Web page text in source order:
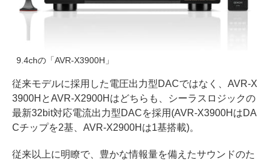
9.4chの「AVR-X3900H」
従来モデルに採用した電圧出力型DACではなく、AVR-X
3900HとAVR-X2900Hはどちらも、シーラスロジックの
最新32bit対応電流出力型DACを採用(AVR-X3900HはDA
Cチップを2基、AVR-X2900Hは1基搭載)。
従来以上に明瞭で、豊かな情報量を備えたサウンドのた